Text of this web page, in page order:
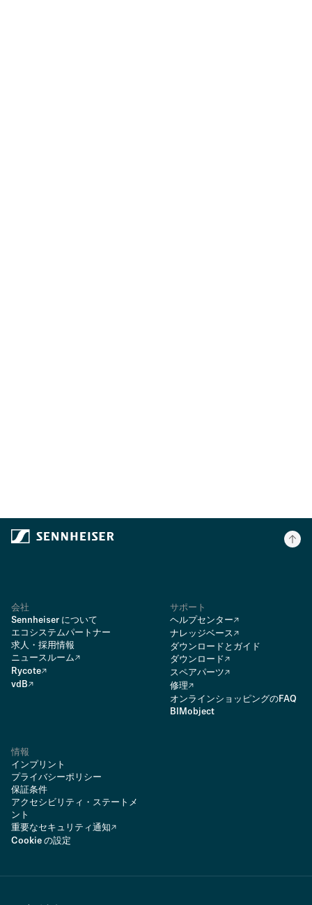
会社
Sennheiser について
エコシステムパートナー
求人・採用情報
ニュースルーム
Rycote
vdB
サポート
ヘルプセンター
ナレッジベース
ダウンロードとガイド
ダウンロード
スペアパーツ
修理
オンラインショッピングのFAQ
BIMobject
情報
インプリント
プライバシーポリシー
保証条件
アクセシビリティ・ステートメ
ント
重要なセキュリティ通知
Cookie の設定